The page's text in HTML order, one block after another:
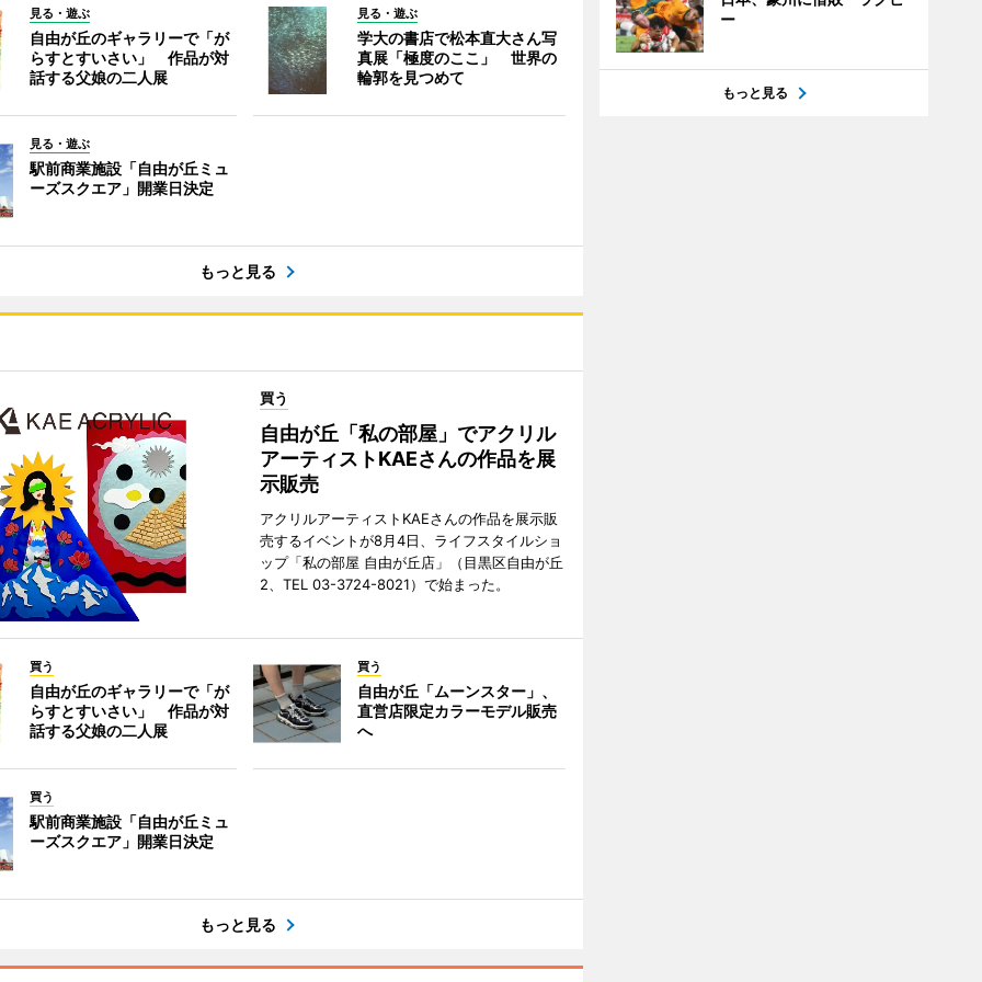
見る・遊ぶ
自由が丘のギャラリーで「が
らすとすいさい」 作品が対
話する父娘の二人展
見る・遊ぶ
学大の書店で松本直大さん写
真展「極度のここ」 世界の
輪郭を見つめて
見る・遊ぶ
駅前商業施設「自由が丘ミュ
ーズスクエア」開業日決定
もっと見る
買う
自由が丘「私の部屋」でアクリル
アーティストKAEさんの作品を展
示販売
アクリルアーティストKAEさんの作品を展示販
売するイベントが8月4日、ライフスタイルショ
ップ「私の部屋 自由が丘店」（目黒区自由が丘
2、TEL 03-3724-8021）で始まった。
買う
自由が丘のギャラリーで「が
らすとすいさい」 作品が対
話する父娘の二人展
買う
自由が丘「ムーンスター」、
直営店限定カラーモデル販売
へ
買う
駅前商業施設「自由が丘ミュ
ーズスクエア」開業日決定
もっと見る
ー
もっと見る